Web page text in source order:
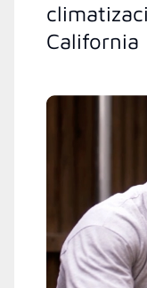
California